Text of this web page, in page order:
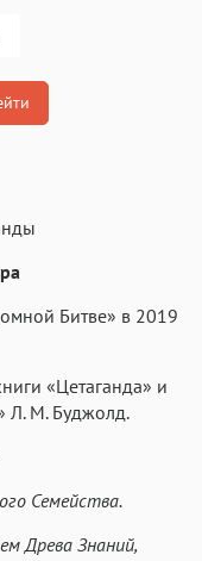
Times
Times New Roman
Битве» в 2019
«Цетаганда» и
Л. М. Буджолд.
Семейства.
Древа Знаний,